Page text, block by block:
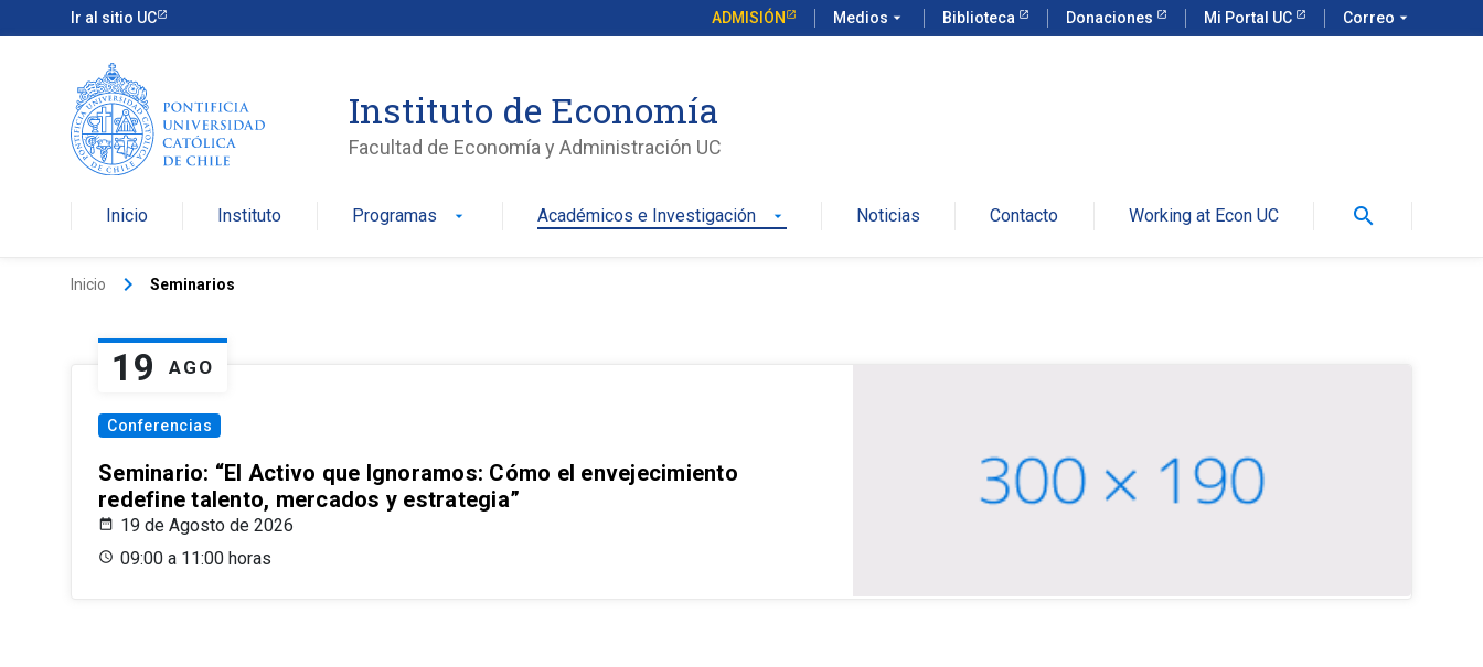
Ir al sitio UC ADMISIÓN Medios arrow_drop_down Biblioteca Donaciones Mi Portal UC Correo arrow_drop_down
Instituto de Economía
Facultad de Economía y Administración UC
Inicio Instituto Programas arrow_drop_down Académicos e Investigación arrow_drop_down Noticias Contacto Working at Econ UC search
Inicio keyboard_arrow_right Seminarios
19 AGO
Conferencias
Seminario: “El Activo que Ignoramos: Cómo el envejecimiento
redefine talento, mercados y estrategia”
19 de Agosto de 2026
09:00 a 11:00 horas